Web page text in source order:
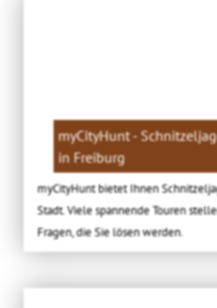
myCityHunt -
in Freiburg
myCityHunt bietet Ihnen
Stadt. Viele spannende Touren
Fragen, die Sie lösen werden.